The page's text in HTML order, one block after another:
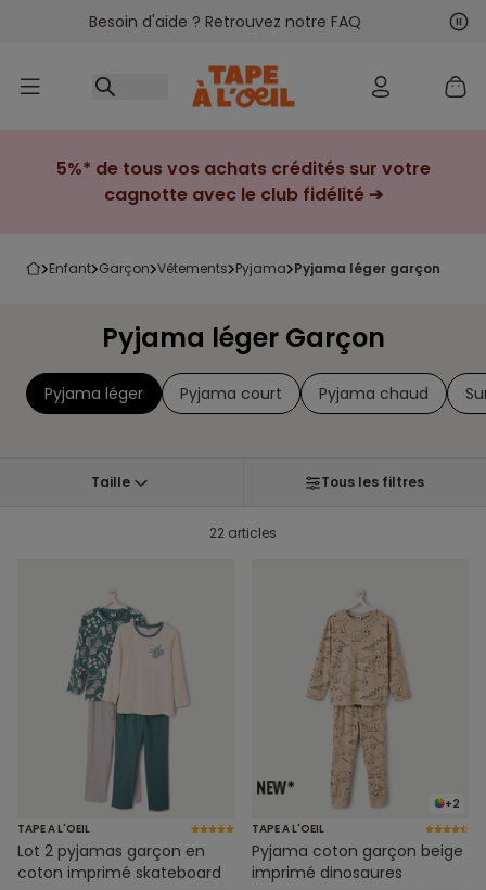
Accéder au contenu
Besoin d'aide ? Retrouvez notre FAQ
5%* de tous vos achats crédités sur votre
cagnotte avec le club fidélité ➔
enfant garçon vêtements pyjama pyjama léger garçon
Pyjama léger Garçon
Pyjama léger Pyjama court Pyjama chaud
Taille Tous les filtres
22 articles
TAPE A L'OEIL
Lot 2 pyjamas garçon en
coton imprimé skateboard
+2
TAPE A L'OEIL
Pyjama coton garçon beige
imprimé dinosaures